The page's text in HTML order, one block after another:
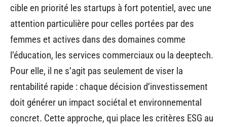
cible en priorité les startups à fort potentiel, avec une
attention particulière pour celles portées par des
femmes et actives dans des domaines comme
l’éducation, les services commerciaux ou la deeptech.
Pour elle, il ne s’agit pas seulement de viser la
rentabilité rapide : chaque décision d’investissement
doit générer un impact sociétal et environnemental
concret. Cette approche, qui place les critères ESG au